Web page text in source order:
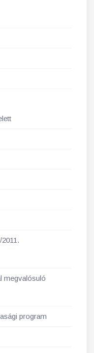
megvalósuló
program